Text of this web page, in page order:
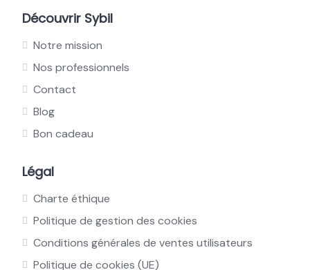
Découvrir Sybil
Notre mission
Nos professionnels
Contact
Blog
Bon cadeau
Légal
Charte éthique
Politique de gestion des cookies
Conditions générales de ventes utilisateurs
Politique de cookies (UE)